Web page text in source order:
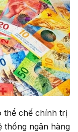
thể chế chính trị
thống ngân hàng